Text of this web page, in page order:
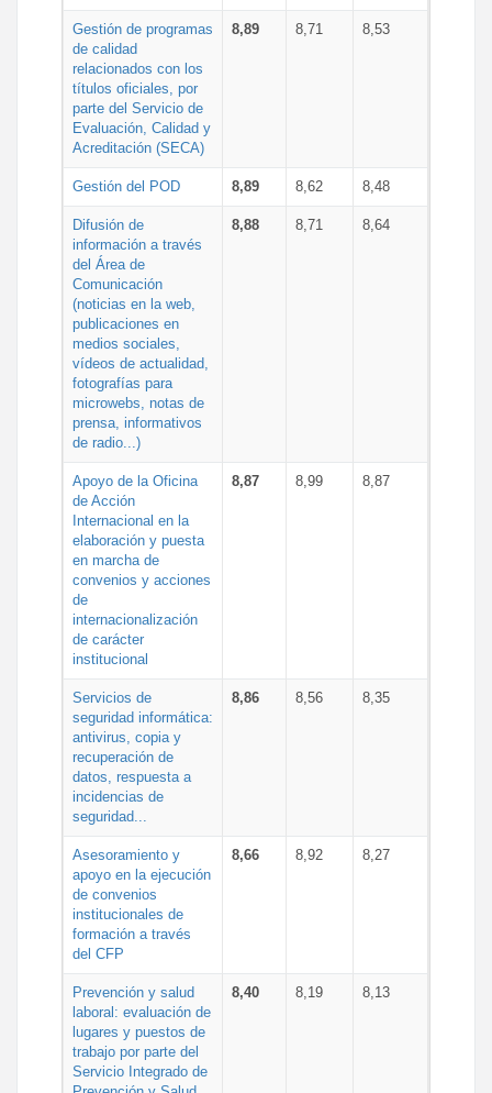
Gestión de programas
de calidad
relacionados con los
títulos oficiales, por
parte del Servicio de
Evaluación, Calidad y
Acreditación (SECA)
8,89 8,71 8,53
Gestión del POD 8,89 8,62 8,48
Difusión de
información a través
del Área de
Comunicación
(noticias en la web,
publicaciones en
medios sociales,
vídeos de actualidad,
fotografías para
microwebs, notas de
prensa, informativos
de radio...)
8,88 8,71 8,64
Apoyo de la Oficina
de Acción
Internacional en la
elaboración y puesta
en marcha de
convenios y acciones
de
internacionalización
de carácter
institucional
8,87 8,99 8,87
Servicios de
seguridad informática:
antivirus, copia y
recuperación de
datos, respuesta a
incidencias de
seguridad...
8,86 8,56 8,35
Asesoramiento y
apoyo en la ejecución
de convenios
institucionales de
formación a través
del CFP
8,66 8,92 8,27
Prevención y salud
laboral: evaluación de
lugares y puestos de
trabajo por parte del
Servicio Integrado de
8,40 8,19 8,13